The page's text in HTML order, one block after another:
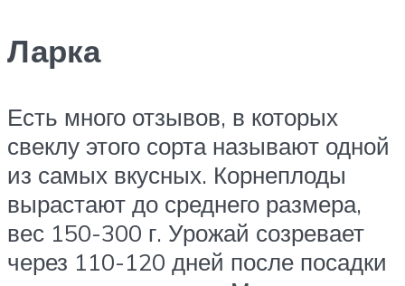
Ларка
Есть много отзывов, в которых
свеклу этого сорта называют одной
из самых вкусных. Корнеплоды
вырастают до среднего размера,
вес 150-300 г. Урожай созревает
через 110-120 дней после посадки